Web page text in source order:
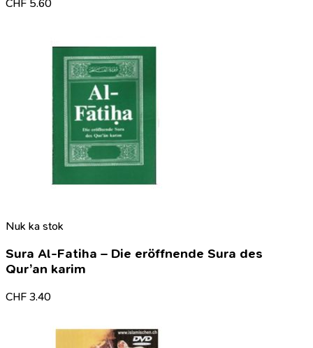
CHF 5.60
Nuk ka stok
Sura Al-Fatiha – Die eröffnende Sura des
Qur’an karim
CHF 3.40